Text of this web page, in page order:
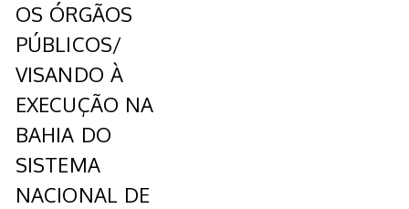
OS ÓRGÃOS
PÚBLICOS/
VISANDO À
EXECUÇÃO NA
BAHIA DO
SISTEMA
NACIONAL DE